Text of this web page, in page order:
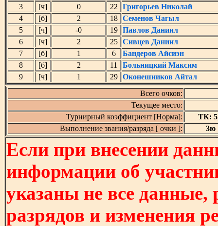
3
[ч] 0 22
Григорьев Николай
4
[б] 2 18
Семенов Чагыл
5
[ч] -0 19
Павлов Даниил
6
[ч] 2 25
Сивцев Даниил
7
[б] 1 6
Бандеров Айсиэн
8
[б] 2 11
Больницкий Максим
9
[ч] 1 29
Оконешников Айтал
Всего очков:
Текущее место:
Турнирный коэффициент [Норма]:
ТК:
Выполнение звания/разряда [ очки ]:
3ю
Если при внесении
информации об
указаны не все
разрядов и изменения